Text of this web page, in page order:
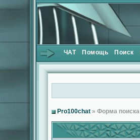
ЧАТ Помощь Поиск
Pro100chat » Форма поиска